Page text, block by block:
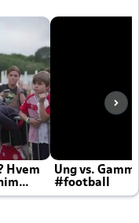
Hvem
Ung vs.
#football